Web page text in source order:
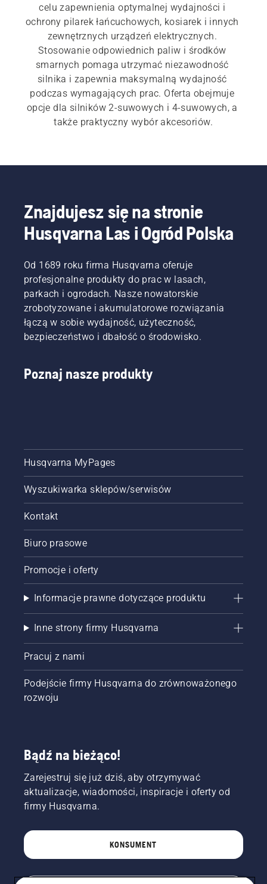
celu zapewnienia optymalnej wydajności i
ochrony pilarek łańcuchowych, kosiarek i innych
zewnętrznych urządzeń elektrycznych.
Stosowanie odpowiednich paliw i środków
smarnych pomaga utrzymać niezawodność
silnika i zapewnia maksymalną wydajność
podczas wymagających prac. Oferta obejmuje
opcje dla silników 2-suwowych i 4-suwowych, a
także praktyczny wybór akcesoriów.
Znajdujesz się na stronie
Husqvarna Las i Ogród Polska
Od 1689 roku firma Husqvarna oferuje
profesjonalne produkty do prac w lasach,
parkach i ogrodach. Nasze nowatorskie
zrobotyzowane i akumulatorowe rozwiązania
łączą w sobie wydajność, użyteczność,
bezpieczeństwo i dbałość o środowisko.
Poznaj nasze produkty
Husqvarna MyPages
Wyszukiwarka sklepów/serwisów
Kontakt
Biuro prasowe
Promocje i oferty
Informacje prawne dotyczące produktu
Inne strony firmy Husqvarna
Pracuj z nami
Podejście firmy Husqvarna do zrównoważonego
rozwoju
Bądź na bieżąco!
Zarejestruj się już dziś, aby otrzymywać
aktualizacje, wiadomości, inspiracje i oferty od
firmy Husqvarna.
KONSUMENT